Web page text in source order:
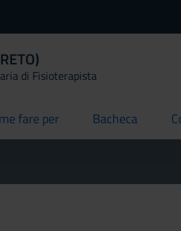
di Fisioterapista
fare per Bacheca
current